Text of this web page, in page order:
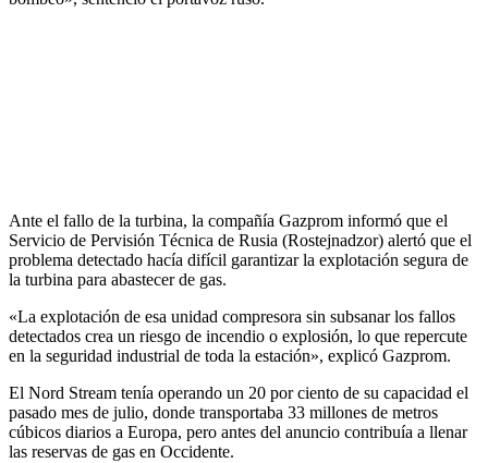
Ante el fallo de la turbina, la compañía Gazprom informó que el
Servicio de Pervisión Técnica de Rusia (Rostejnadzor) alertó que el
problema detectado hacía difícil garantizar la explotación segura de
la turbina para abastecer de gas.
«La explotación de esa unidad compresora sin subsanar los fallos
detectados crea un riesgo de incendio o explosión, lo que repercute
en la seguridad industrial de toda la estación», explicó Gazprom.
El Nord Stream tenía operando un 20 por ciento de su capacidad el
pasado mes de julio, donde transportaba 33 millones de metros
cúbicos diarios a Europa, pero antes del anuncio contribuía a llenar
las reservas de gas en Occidente.